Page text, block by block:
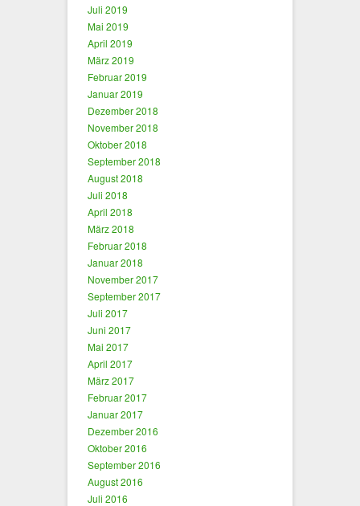
Juli 2019
Mai 2019
April 2019
März 2019
Februar 2019
Januar 2019
Dezember 2018
November 2018
Oktober 2018
September 2018
August 2018
Juli 2018
April 2018
März 2018
Februar 2018
Januar 2018
November 2017
September 2017
Juli 2017
Juni 2017
Mai 2017
April 2017
März 2017
Februar 2017
Januar 2017
Dezember 2016
Oktober 2016
September 2016
August 2016
Juli 2016